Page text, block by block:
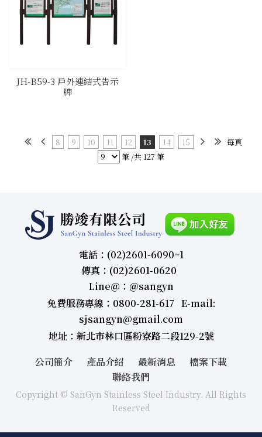
​JH-B59-3 戶外連結式告示
牌
8 9 10 11 12 13 14 15
每頁
筆 /共 127 筆
電話：(02)2601-6090~1
傳真：(02)2601-0620
Line＠：＠sangyn
免費服務專線：0800-281-617 E-mail:
sjsangyn@gmail.com
地址：新北市林口區粉寮路二段129-2號
公司簡介
產品介紹 最新消息
檔案下載
聯絡我們
Copyright © SanGyn Stainless Steel Industry. All Rights
Reserved